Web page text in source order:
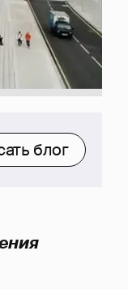
блог